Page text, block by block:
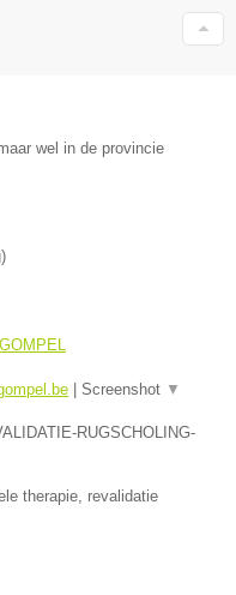
wel in de provincie
)
Screenshot ▼
RUGSCHOLING-
therapie, revalidatie